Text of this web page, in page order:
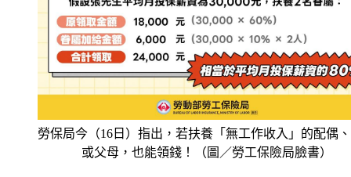
勞保局今（16日）指出，若扶養「無工作收入」的配偶
或父母，也能領錢！（圖／勞工保險局臉書）